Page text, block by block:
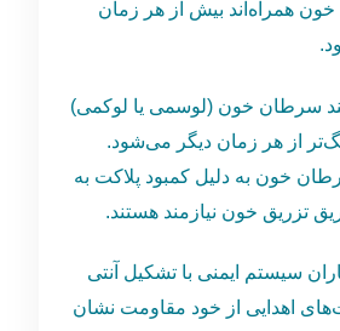
خون همراه‌اند بیش از هر زمان
سرطان خون (لوسمی یا لوکمی)
از هر زمان دیگر می‌شود.
خون به دلیل کمبود پلاکت به
تزریق خون نیازمند هستند.
سیستم ایمنی با تشکیل آنتی
اهدایی از خود مقاومت نشان